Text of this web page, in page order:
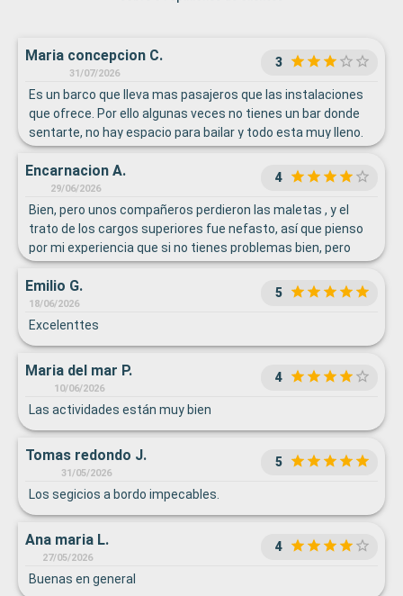
Maria concepcion C.
31/07/2026
3
Es un barco que lleva mas pasajeros que las instalaciones
que ofrece. Por ello algunas veces no tienes un bar donde
sentarte, no hay espacio para bailar y todo esta muy lleno.
Encarnacion A.
29/06/2026
4
Bien, pero unos compañeros perdieron las maletas , y el
trato de los cargos superiores fue nefasto, así que pienso
por mi experiencia que si no tienes problemas bien, pero
como tengas algún problema van pasando los días y como
no insistas no hacen nada.
Emilio G.
18/06/2026
5
Excelenttes
Maria del mar P.
10/06/2026
4
Las actividades están muy bien
Tomas redondo J.
31/05/2026
5
Los segicios a bordo impecables.
Ana maria L.
27/05/2026
4
Buenas en general